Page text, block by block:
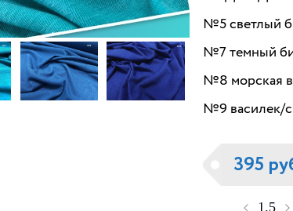
№5 светлый
№7 темный
№8 морская
№9 василек/
395